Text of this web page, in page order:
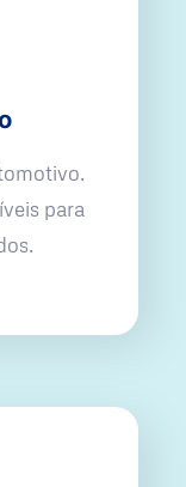
para